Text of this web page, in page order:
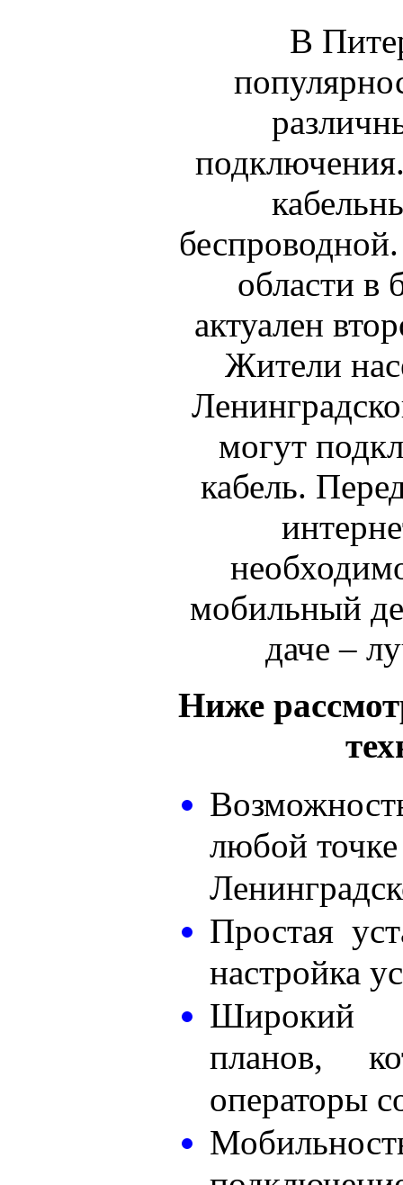
В
области в
актуален
Жители
могут
кабель.
мобильный
даче –
Ниже
любой
Простая
настройка
Широкий
планов,
операторы